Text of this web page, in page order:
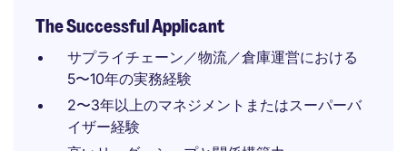
The Successful Applicant
サプライチェーン／物流／倉庫運営における
5〜10年の実務経験
2〜3年以上のマネジメントまたはスーパーバ
イザー経験